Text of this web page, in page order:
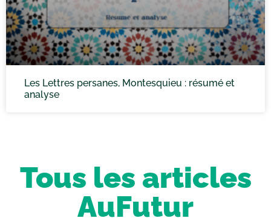
Les Lettres persanes, Montesquieu : résumé et
analyse
Tous les articles
AuFutur